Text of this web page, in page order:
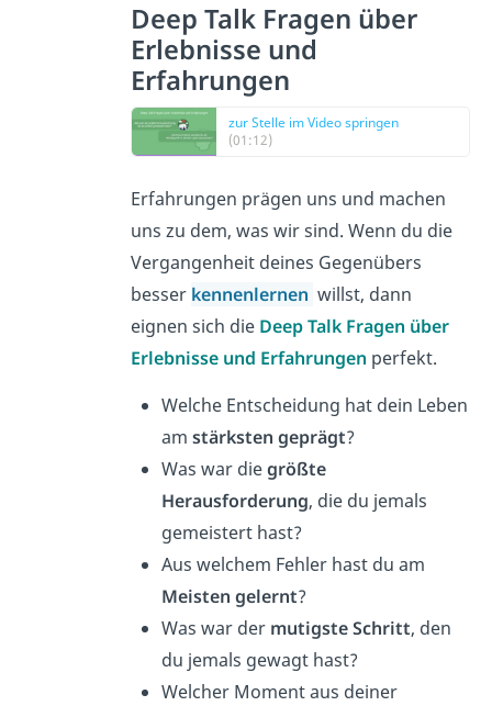
Deep Talk Fragen über
Erlebnisse und
Erfahrungen
zur Stelle im Video springen
(01:12)
Erfahrungen prägen uns und machen
uns zu dem, was wir sind. Wenn du die
Vergangenheit deines Gegenübers
besser kennenlernen willst, dann
eignen sich die Deep Talk Fragen über
Erlebnisse und Erfahrungen perfekt.
Welche Entscheidung hat dein Leben
am stärksten geprägt?
Was war diegrößte
Herausforderung, die du jemals
gemeistert hast?
Aus welchem Fehler hast du am
Meisten gelernt?
Was war der mutigste Schritt, den
du jemals gewagt hast?
Welcher Moment aus deiner